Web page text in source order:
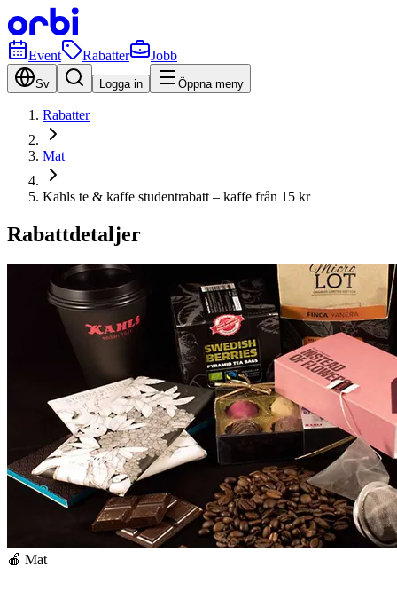
Event Rabatter Jobb
Sv Logga in Öppna meny
Rabatter
Mat
Kahls te & kaffe studentrabatt – kaffe från 15 kr
Rabattdetaljer
🍎 Mat